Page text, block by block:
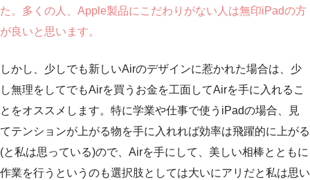
た。多くの人、Apple製品にこだわりがない人は無印iPadの方
が良いと思います。
しかし、少しでも新しいAirのデザインに惹かれた場合は、少
し無理をしてでもAirを買うお金を工面してAirを手に入れるこ
とをオススメします。特に学業や仕事で使うiPadの場合、見
てテンションが上がる物を手に入れれば効率は飛躍的に上がる
(と私は思っている)ので、Airを手にして、美しい相棒とともに
作業を行うというのも選択肢としては大いにアリだと私は思い